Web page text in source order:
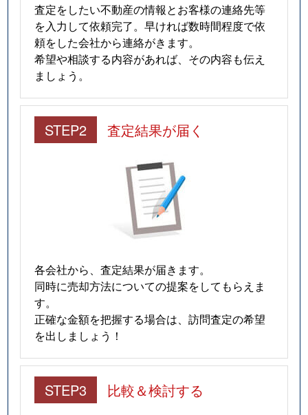
査定をしたい不動産の情報とお客様の連絡先等
を入力して依頼完了。早ければ数時間程度で依
頼をした会社から連絡がきます。
希望や相談する内容があれば、その内容も伝え
ましょう。
STEP2 査定結果が届く
各会社から、査定結果が届きます。
同時に売却方法についての提案をしてもらえま
す。
正確な金額を把握する場合は、訪問査定の希望
を出しましょう！
STEP3 比較＆検討する